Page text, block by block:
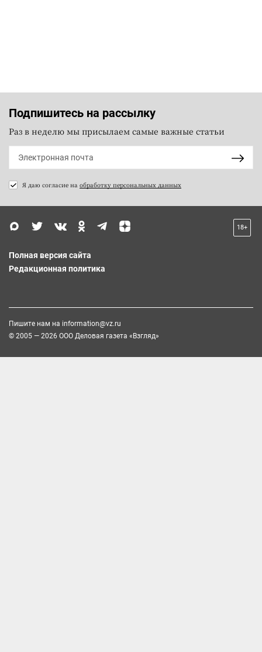
Подпишитесь на рассылку
Раз в неделю мы присылаем самые важные статьи
Я даю согласие на обработку персональных данных
18+
Полная версия сайта
Редакционная политика
Пишите нам на information@vz.ru
© 2005 — 2026 ООО Деловая газета «Взгляд»